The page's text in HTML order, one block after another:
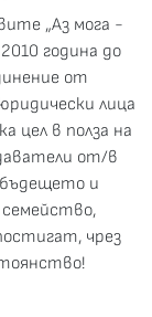
„Аз мога -
година до
от
лица
цел в полза на
от/в
и
семейство,
чрез